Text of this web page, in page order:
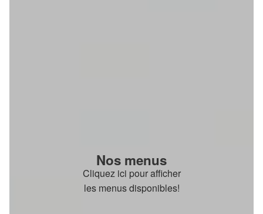
Nos menus
Cliquez ici pour afficher
les menus disponibles!